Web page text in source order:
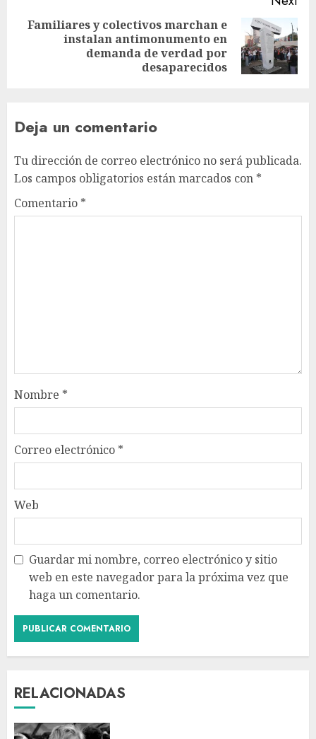
Familiares y colectivos marchan e
instalan antimonumento en
demanda de verdad por
desaparecidos
Deja un comentario
Tu dirección de correo electrónico no será publicada.
Los campos obligatorios están marcados con *
Comentario *
Nombre *
Correo electrónico *
Web
Guardar mi nombre, correo electrónico y sitio
web en este navegador para la próxima vez que
haga un comentario.
RELACIONADAS